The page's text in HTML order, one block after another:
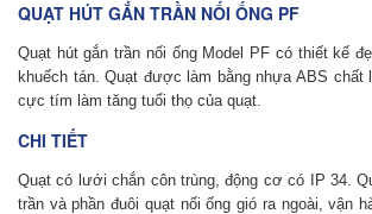
QUẠT HÚT GẮN TRẦN NỐI ỐNG PF
Quạt hút gắn trần nối ốngModel PF có thiết kế
khuếch tán. Quạt được làm bằng nhựa ABS chất
cực tím làm tăng tuổi thọ của quạt.
CHI TIẾT
Quạt có lưới chắn côn trùng, động cơ có IP 34.
trần và phần đuôi quạt nối ống gió ra ngoài, vận